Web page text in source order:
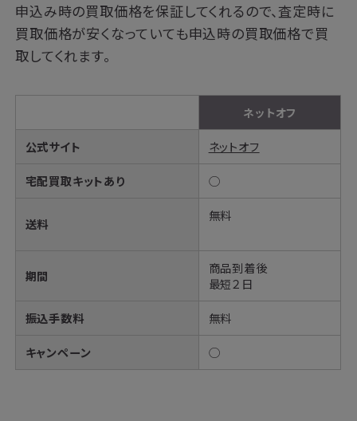
申込み時の買取価格を保証してくれるので、査定時に
買取価格が安くなっていても申込時の買取価格で買
取してくれます。
ネットオフ
公式サイト ネットオフ
宅配買取キットあり ◯
送料
無料
期間
商品到着後
最短２日
振込手数料 無料
キャンペーン ◯